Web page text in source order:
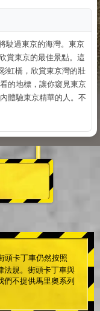
駛過東京的海灣。東京
賞東京的最佳景點。這
虹橋，欣賞東京灣的壯
的地標，讓你窺見東京
體驗東京精華的人。不
頭卡丁車仍然按照
法規。街頭卡丁車與
們不提供馬里奧系列